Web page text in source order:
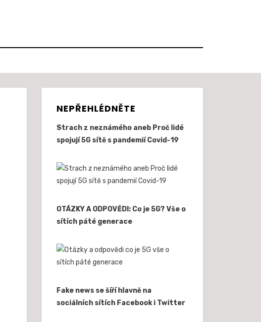
NEPŘEHLÉDNĚTE
Strach z neznámého aneb Proč lidé
spojují 5G sítě s pandemií Covid-19
OTÁZKY A ODPOVĚDI: Co je 5G? Vše o
sítích páté generace
Fake news se šíří hlavně na
sociálních sítích Facebook i Twitter